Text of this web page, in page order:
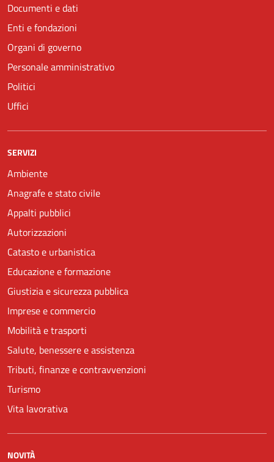
Documenti e dati
Enti e fondazioni
Organi di governo
Personale amministrativo
Politici
Uffici
SERVIZI
Ambiente
Anagrafe e stato civile
Appalti pubblici
Autorizzazioni
Catasto e urbanistica
Educazione e formazione
Giustizia e sicurezza pubblica
Imprese e commercio
Mobilità e trasporti
Salute, benessere e assistenza
Tributi, finanze e contravvenzioni
Turismo
Vita lavorativa
NOVITÀ